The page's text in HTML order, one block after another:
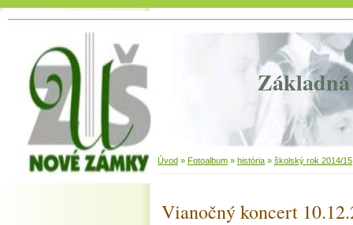
Základná
Úvod » Fotoalbum » história » školský rok 2014/15
Vianočný koncert